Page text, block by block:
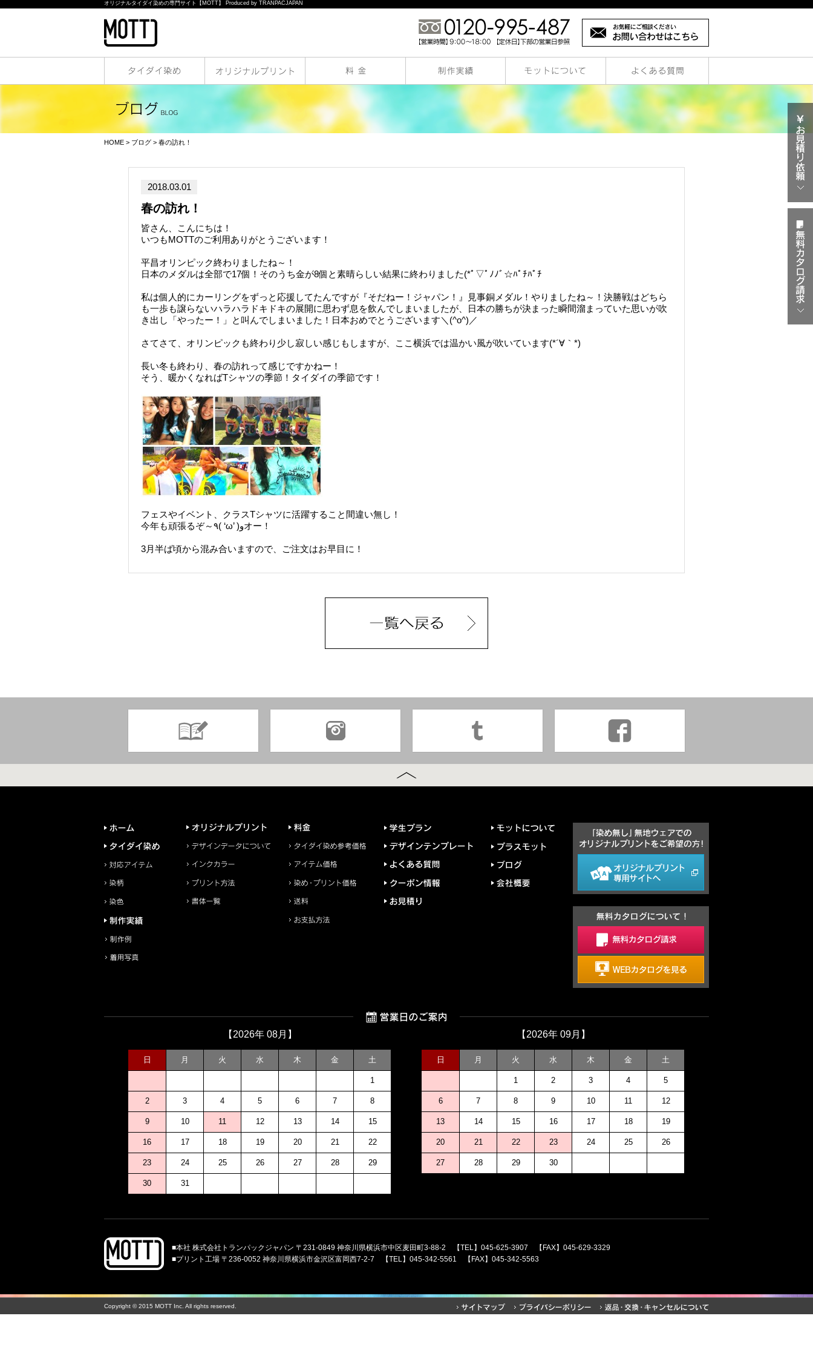
オリジナルタイダイ染めの専門サイト【MOTT】 Produced by TRANPACJAPAN
HOME > ブログ > 春の訪れ！
2018.03.01
春の訪れ！
皆さん、こんにちは！
いつもMOTTのご利用ありがとうございます！
平昌オリンピック終わりましたね～！
日本のメダルは全部で17個！そのうち金が8個と素晴らしい結果に終わりました(*ﾟ▽ﾟﾉﾉﾞ☆ﾊﾟﾁﾊﾟﾁ
私は個人的にカーリングをずっと応援してたんですが『そだねー！ジャパン！』見事銅メダル！やりましたね～！決勝戦はどちら
も一歩も譲らないハラハラドキドキの展開に思わず息を飲んでしまいましたが、日本の勝ちが決まった瞬間溜まっていた思いが吹
き出し「やったー！」と叫んでしまいました！日本おめでとうございます＼(^o^)／
さてさて、オリンピックも終わり少し寂しい感じもしますが、ここ横浜では温かい風が吹いています(*´∀｀*)
長い冬も終わり、春の訪れって感じですかねー！
そう、暖かくなればTシャツの季節！タイダイの季節です！
フェスやイベント、クラスTシャツに活躍すること間違い無し！
今年も頑張るぞ～٩( ‘ω’ )وオー！
3月半ば頃から混み合いますので、ご注文はお早目に！
【2026年 08月】
日 月 火 水 木 金 土
1
2 3 4 5 6 7 8
9 10 11 12 13 14 15
16 17 18 19 20 21 22
23 24 25 26 27 28 29
30 31
【2026年 09月】
日 月 火 水 木 金 土
1 2 3 4 5
6 7 8 9 10 11 12
13 14 15 16 17 18 19
20 21 22 23 24 25 26
27 28 29 30
■本社 株式会社トランパックジャパン 〒231-0849 神奈川県横浜市中区麦田町3-88-2 【TEL】045-625-3907 【FAX】045-629-3329
■プリント工場 〒236-0052 神奈川県横浜市金沢区富岡西7-2-7 【TEL】045-342-5561 【FAX】045-342-5563
Copyright © 2015 MOTT Inc. All rights reserved.